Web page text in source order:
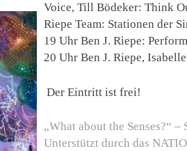
Voice, Till Bödeker:Think
Riepe Team: Stationen der
19 Uhr Ben J. Riepe:
20 Uhr Ben J. Riepe,
Der Eintritt ist frei!
„What about the Senses?“ –
Unterstützt durch das